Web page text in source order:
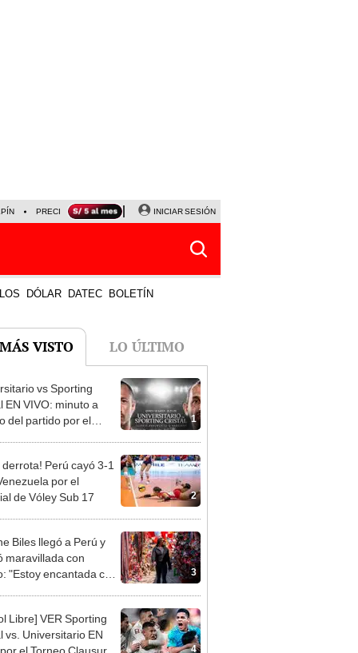
PRECIO DEL DÓLAR CORTE DE LUZ VIERNES 7 DE AGOSTO
INICIAR SESIÓN
DÓLAR DATEC BOLETÍN
VISTO LO ÚLTIMO
1
vs Sporting
EN VIVO: minuto a
del partido por el
2
derrota! Perú cayó 3-1
por el
de Vóley Sub 17
3
Biles llegó a Perú y
maravillada con
"Estoy encantada con
4
Libre] VER Sporting
vs. Universitario EN
el Torneo Clausura